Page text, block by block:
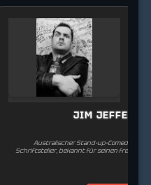
Er zeichnet sich
von Drohungen und
mit ihm äußerst
JIM
Australischer Stand-up-Comedian,
Schriftsteller, bekannt für seinen frechen